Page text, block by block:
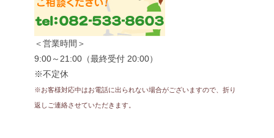
＜営業時間＞
9:00～21:00（最終受付 20:00）
※不定休
※お客様対応中はお電話に出られない場合がございますので、折り
返しご連絡させていただきます。